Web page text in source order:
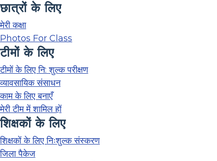
छात्रों के लिए
मेरी कक्षा
Photos For Class
टीमों के लिए
टीमों के लिए नि: शुल्क परीक्षण
व्यावसायिक संसाधन
काम के लिए बनाएँ
मेरी टीम में शामिल हों
शिक्षकों के लिए
शिक्षकों के लिए निःशुल्क संस्करण
जिला पैकेज